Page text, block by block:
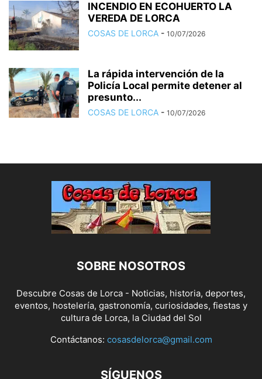
INCENDIO EN ECOHUERTO LA
VEREDA DE LORCA
COSAS DE LORCA - 10/07/2026
La rápida intervención de la
Policía Local permite detener al
presunto...
COSAS DE LORCA - 10/07/2026
SOBRE NOSOTROS
Descubre Cosas de Lorca - Noticias, historia, deportes,
eventos, hostelería, gastronomía, curiosidades, fiestas y
cultura de Lorca, la Ciudad del Sol
Contáctanos: cosasdelorca@gmail.com
SÍGUENOS